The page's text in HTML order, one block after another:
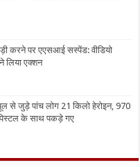
करने पर एएसआई सस्पेंड: वीडियो
लिया एक्शन
से जुड़े पांच लोग 21 किलो हेरोइन, 970
के साथ पकड़े गए